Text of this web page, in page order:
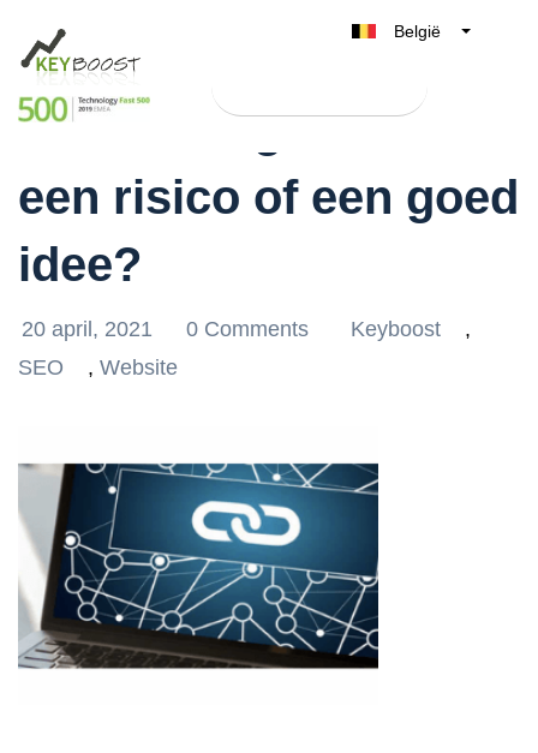
België
Nederland
UK
Backlinks genereren:
een risico of een goed
idee?
20 april, 2021 0 Comments Keyboost
,
SEO
, Website